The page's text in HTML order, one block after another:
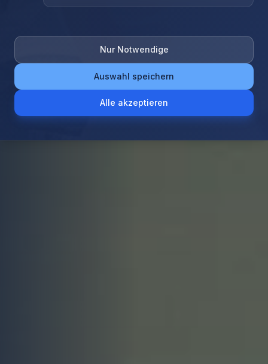
Nur Notwendige
Auswahl speichern
Alle akzeptieren